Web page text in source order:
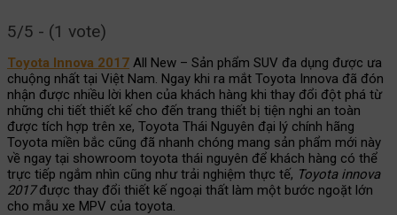
5/5 - (1 vote)
Toyota Innova 2017 All New – Sản phẩm SUV đa dụng được ưa
chuộng nhất tại Việt Nam. Ngay khi ra mắt Toyota Innova đã đón
nhận được nhiều lời khen của khách hàng khi thay đổi đột phá từ
những chi tiết thiết kế cho đến trang thiết bị tiện nghi an toàn
được tích hợp trên xe, Toyota Thái Nguyên đại lý chính hãng
Toyota miền bắc cũng đã nhanh chóng mang sản phẩm mới này
về ngay tại showroom toyota thái nguyên để khách hàng có thể
trực tiếp ngắm nhìn cũng như trải nghiệm thực tế, Toyota innova
2017được thay đổi thiết kế ngoại thất làm một bước ngoặt lớn
cho mẫu xe MPV của toyota.